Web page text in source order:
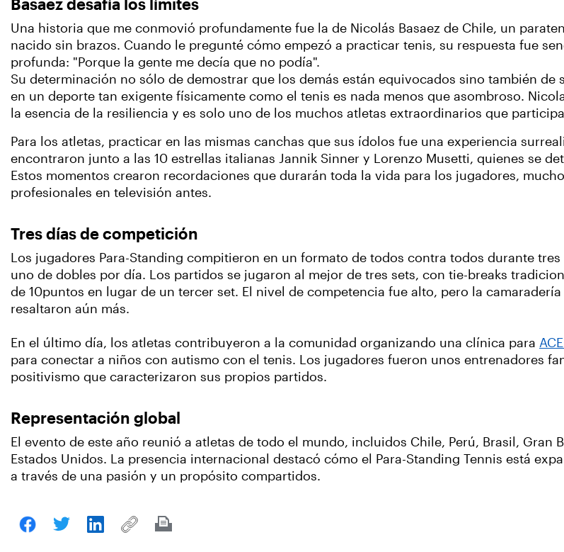
Basaez desafía los límites
Una historia que me conmovió profundamente fue la de Nicolás Basaez de Chile, un
nacido sin brazos. Cuando le pregunté cómo empezó a practicar tenis, su respuesta fue
profunda: "Porque la gente me decía que no podía".
Su determinación no sólo de demostrar que los demás están equivocados sino también de
en un deporte tan exigente físicamente como el tenis es nada menos que asombroso.
la esencia de la resiliencia y es solo uno de los muchos atletas extraordinarios que
Para los atletas, practicar en las mismas canchas que sus ídolos fue una experiencia
encontraron junto a las 10 estrellas italianas Jannik Sinner y Lorenzo Musetti, quienes se
Estos momentos crearon recordaciones que durarán toda la vida para los jugadores,
profesionales en televisión antes.
Tres días de competición
Los jugadores Para-Standing compitieron en un formato de todos contra todos durante
uno de dobles por día. Los partidos se jugaron al mejor de tres sets, con tie-breaks
de 10puntos en lugar de un tercer set. El nivel de competencia fue alto, pero la
resaltaron aún más.
En el último día, los atletas contribuyeron a la comunidad organizando una clínica para
para conectar a niños con autismo con el tenis. Los jugadores fueron unos entrenadores
positivismo que caracterizaron sus propios partidos.
Representación global
El evento de este año reunió a atletas de todo el mundo, incluidos Chile, Perú, Brasil, Gran
Estados Unidos. La presencia internacional destacó cómo el Para-Standing Tennis está
a través de una pasión y un propósito compartidos.